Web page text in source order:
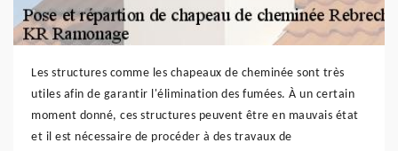
Les structures comme les chapeaux de cheminée sont très
utiles afin de garantir l'élimination des fumées. À un certain
moment donné, ces structures peuvent être en mauvais état
et il est nécessaire de procéder à des travaux de